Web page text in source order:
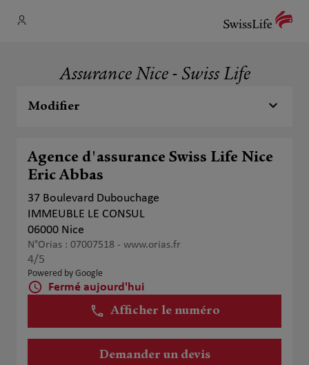
Assurance Nice - Swiss Life
Modifier
Agence d'assurance Swiss Life Nice
Eric Abbas
37 Boulevard Dubouchage
IMMEUBLE LE CONSUL
06000 Nice
N°Orias : 07007518 - www.orias.fr
4/5
Powered by Google
Fermé aujourd'hui
Afficher le numéro
Demander un devis